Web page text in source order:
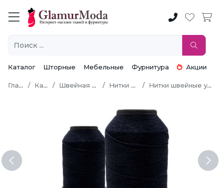
Каталог Шторные Мебельные Фурнитура Акции
Главная Каталог Швейная фурнитура Нитки швейные Нитки швейные универсальные
Previous